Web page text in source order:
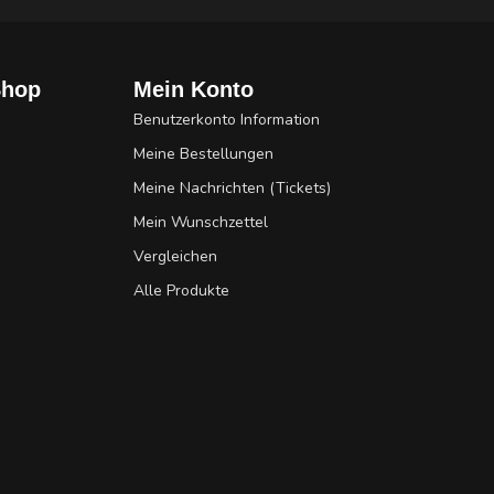
Mein Konto
Benutzerkonto Information
Meine Bestellungen
Meine Nachrichten (Tickets)
Mein Wunschzettel
Vergleichen
Alle Produkte